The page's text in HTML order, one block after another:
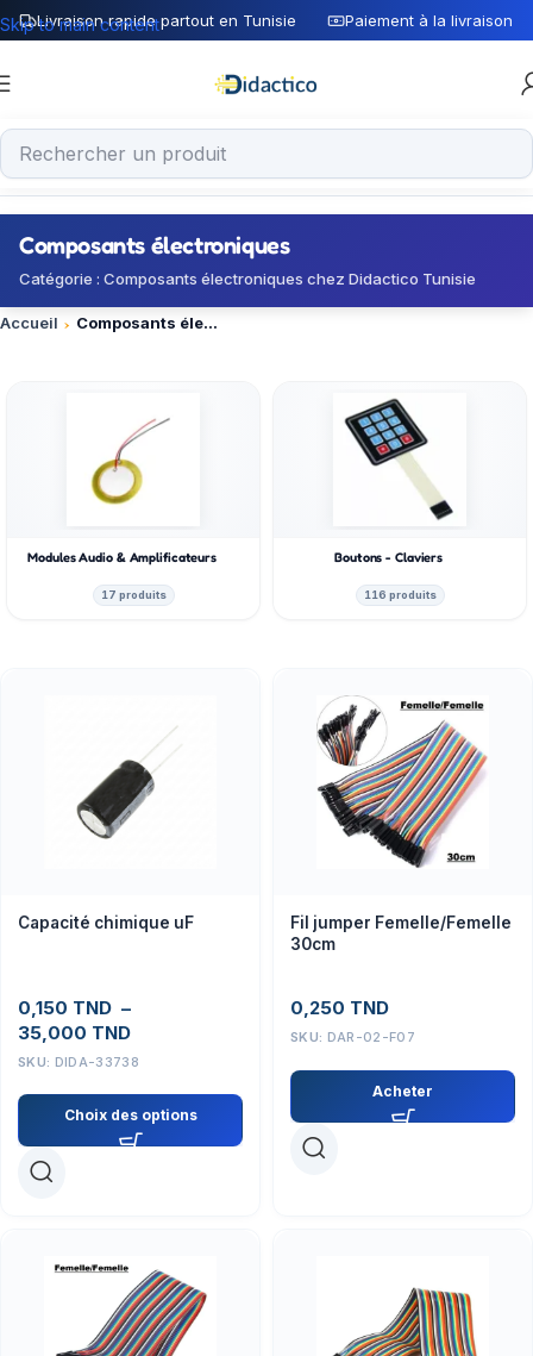
Livraison rapide partout en Tunisie Paiement à la livraison
Skip to main content
Composants électroniques
Catégorie : Composants électroniques chez Didactico Tunisie
Accueil Composants électroniques
Modules Audio & Amplificateurs
17 produits
Boutons - Claviers
116 produits
Capacité chimique uF
0,150 TND –
35,000 TND
SKU: DIDA-33738
Choix des options
Fil jumper Femelle/Femelle
30cm
0,250 TND
SKU: DAR-02-F07
Acheter